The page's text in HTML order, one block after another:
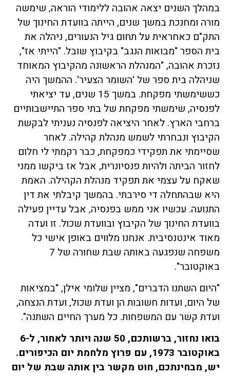
במהלך השנים יצאה אהובה ללימודי הוראה, שימשה
מורה ומחנכת במשך שנים, הייתה בוועדת החינוך של
התק"ם כאחראית על תחום גיל הנעורים, ניהלה את
בית הספר "מבואות הנגב" בקיבוץ שובל. "הייתי אז",
נזכרת אהובה, "המנהלת הראשונה מהקיבוץ המאוחד
שניהלה בית ספר של 'השומר הצעיר'. ההמשך היה
כששימשתי מפקחת. במשך 15 שנים, עד יציאתי
לפנסיה, שימשתי מפקחת של בתי ספר התיישבותיים
ברחבי הארץ. לאחר היציאה לפנסיה נעניתי לבקשת
הקיבוץ ונבחרתי לשמש מנהלת קהילה. לאחר
שסיימתי את תפקידי כמפקחת, כבר רקמתי לי חלום
לחזור הביתה ולהיות פנסיונרית, אבל אז ביקשו ממני
שאקח על עצמי את תפקיד מנהלת הקהילה. האמת
היא שבהתחלה די סירבתי. בהמשך קיבלתי את דין
התנועה. עכשיו אני ממש בפנסיה, אבל עדיין פעילה
בוועדת החינוך של הקיבוץ ובוועדת שכול. זו ועדה
מאוד אינטנסיבית. אנחנו מלווים באופן אישי כל
משפחה שנפגעה באותה שבת שחורה של 7
באוקטובר".
"היום השתנו הדברים", מציין שלומי אילן, "במציאות
של היום, ועדות חשובות הן ועדת שכול, ועדת הנצחה,
ועדת קשר עם המשפחות. כל מערך החיים השתנה".
בואו נחזור, ברשותכם, 50 שנה ויותר לאחור, ל-6
באוקטובר 1973, עם פרוץ מלחמת יום הכיפורים.
יש, מבחינתכם, חוט מקשר בין אותה שבת של יום